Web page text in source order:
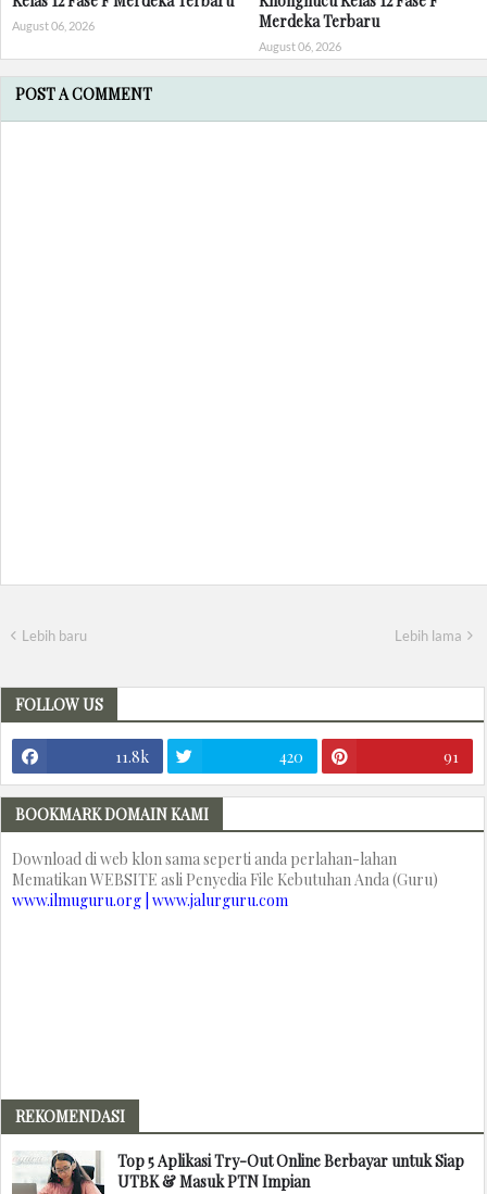
August 06, 2026
Merdeka Terbaru
August 06, 2026
POST A COMMENT
Lebih baru Lebih lama
FOLLOW US
11.8k 420 91
BOOKMARK DOMAIN KAMI
Download di web klon sama seperti anda perlahan-lahan
Mematikan WEBSITE asli Penyedia File Kebutuhan Anda (Guru)
www.ilmuguru.org | www.jalurguru.com
REKOMENDASI
Top 5 Aplikasi Try-Out Online Berbayar untuk Siap
UTBK & Masuk PTN Impian